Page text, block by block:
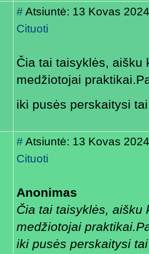
#Atsiuntė: 13 Kovas
Cituoti
Čia tai taisyklės, aišku
medžiotojai
iki pusės perskaitysi
#Atsiuntė: 13 Kovas
Cituoti
Anonimas
Čia tai taisyklės, aišku
medžiotojai
iki pusės perskaitysi